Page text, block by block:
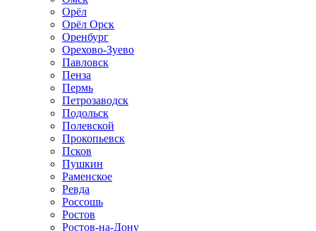
Орёл
Орёл Орск
Оренбург
Орехово-Зуево
Павловск
Пенза
Пермь
Петрозаводск
Подольск
Полевской
Прокопьевск
Псков
Пушкин
Раменское
Ревда
Россошь
Ростов
Ростов-на-Дону